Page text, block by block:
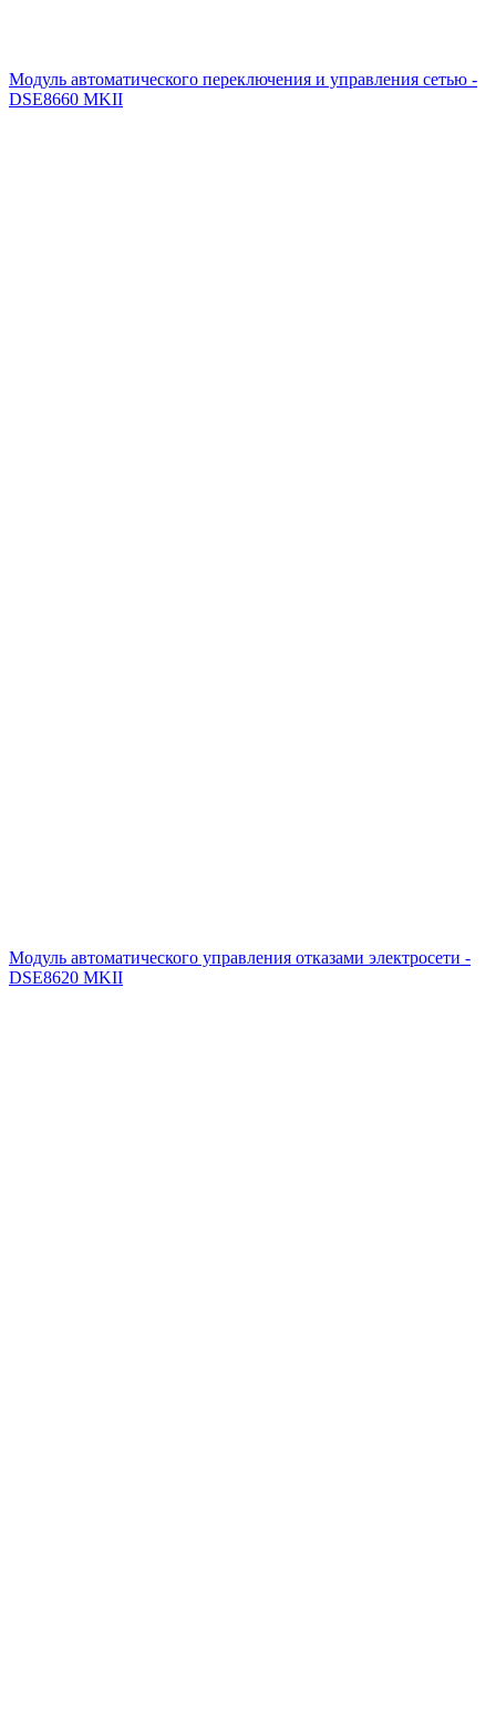
Модуль автоматического переключения и управления сетью -
DSE8660 MKII
Модуль автоматического управления отказами электросети -
DSE8620 MKII